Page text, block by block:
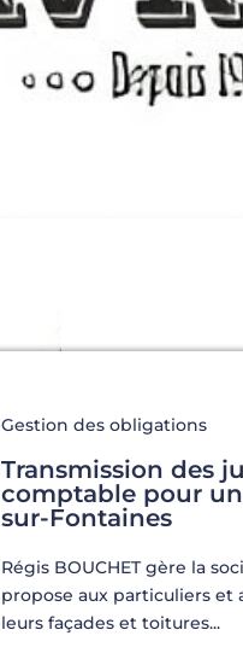
Gestion des obligations
Transmission des
comptable pour
sur-Fontaines
Régis BOUCHET gère la
propose aux particuliers et
leurs façades et toitures...